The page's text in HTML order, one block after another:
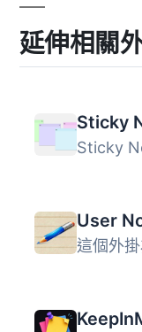
延伸相關
Sticky
User